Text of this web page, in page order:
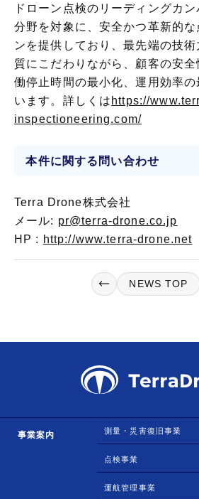
ドローン点検のリーディングカ
分野を対象に、安全かつ革新的な
ンを提供しており、最先端の技
質にこだわりながら、顧客の安
働停止時間の最小化、運用効率の
います。詳しくはhttps://
inspectioneering.com/
本件に関する問い合わせ
Terra Drone株式会社
メール: pr@terra-drone.co.jp
HP : http://www.terra-drone.net
NEWS TOP
事業案内 測量・災害復旧事業
点検事業
運航管理事業